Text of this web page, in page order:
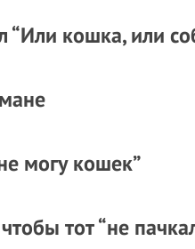
“Или кошка, или
могу кошек”
тот “не